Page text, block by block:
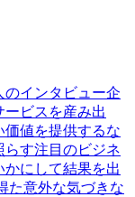
のインタビュー企
ビスを産み出
値を提供するな
らす注目のビジネ
にして結果を出
た意外な気づきな